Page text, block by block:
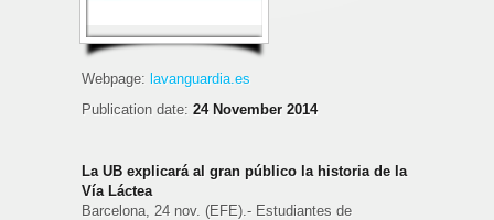
Webpage: lavanguardia.es
Publication date: 24 November 2014
La UB explicará al gran público la historia de la
Vía Láctea
Barcelona, 24 nov. (EFE).- Estudiantes de